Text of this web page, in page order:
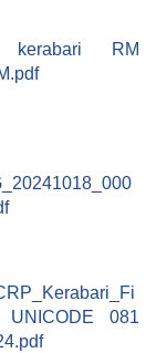
kerabari RM
UNICODE 081